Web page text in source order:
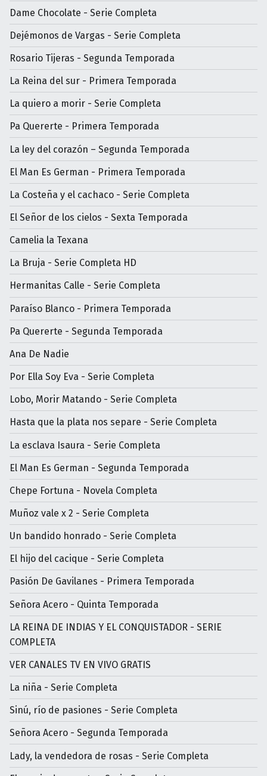
Dame Chocolate - Serie Completa
Dejémonos de Vargas - Serie Completa
Rosario Tijeras - Segunda Temporada
La Reina del sur - Primera Temporada
La quiero a morir - Serie Completa
Pa Quererte - Primera Temporada
La ley del corazón – Segunda Temporada
El Man Es German - Primera Temporada
La Costeña y el cachaco - Serie Completa
El Señor de los cielos - Sexta Temporada
Camelia la Texana
La Bruja - Serie Completa HD
Hermanitas Calle - Serie Completa
Paraíso Blanco - Primera Temporada
Pa Quererte - Segunda Temporada
Ana De Nadie
Por Ella Soy Eva - Serie Completa
Lobo, Morir Matando - Serie Completa
Hasta que la plata nos separe - Serie Completa
La esclava Isaura - Serie Completa
El Man Es German - Segunda Temporada
Chepe Fortuna - Novela Completa
Muñoz vale x 2 - Serie Completa
Un bandido honrado - Serie Completa
El hijo del cacique - Serie Completa
Pasión De Gavilanes - Primera Temporada
Señora Acero - Quinta Temporada
LA REINA DE INDIAS Y EL CONQUISTADOR - SERIE
COMPLETA
VER CANALES TV EN VIVO GRATIS
La niña - Serie Completa
Sinú, río de pasiones - Serie Completa
Señora Acero - Segunda Temporada
Lady, la vendedora de rosas - Serie Completa